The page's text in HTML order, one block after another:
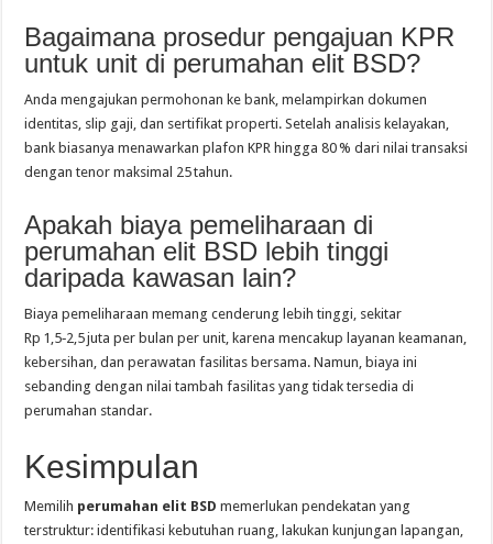
Bagaimana prosedur pengajuan KPR
untuk unit di perumahan elit BSD?
Anda mengajukan permohonan ke bank, melampirkan dokumen
identitas, slip gaji, dan sertifikat properti. Setelah analisis kelayakan,
bank biasanya menawarkan plafon KPR hingga 80 % dari nilai transaksi
dengan tenor maksimal 25 tahun.
Apakah biaya pemeliharaan di
perumahan elit BSD lebih tinggi
daripada kawasan lain?
Biaya pemeliharaan memang cenderung lebih tinggi, sekitar
Rp 1,5‑2,5 juta per bulan per unit, karena mencakup layanan keamanan,
kebersihan, dan perawatan fasilitas bersama. Namun, biaya ini
sebanding dengan nilai tambah fasilitas yang tidak tersedia di
perumahan standar.
Kesimpulan
Memilih perumahan elit BSD memerlukan pendekatan yang
terstruktur: identifikasi kebutuhan ruang, lakukan kunjungan lapangan,